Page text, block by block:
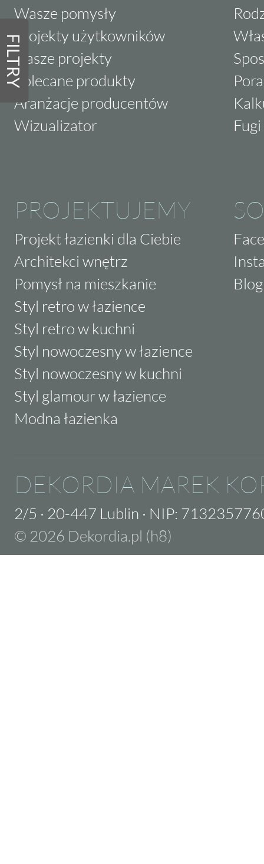
FILTRY
Wasze pomysły
Projekty użytkowników
Nasze projekty
Polecane produkty
Aranżacje producentów
Wizualizator
PROJEKTUJEMY
Projekt łazienki dla Ciebie
Architekci wnętrz
Pomysł na mieszkanie
Styl retro w łazience
Styl retro w kuchni
Styl nowoczesny w łazience
Styl nowoczesny w kuchni
Styl glamour w łazience
Modna łazienka
Blog
DEKORDIA MAREK
2/5 · 20-447 Lublin · NIP:
© 2026 Dekordia.pl (h8)